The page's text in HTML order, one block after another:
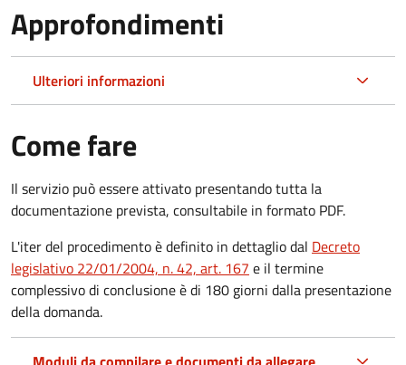
Approfondimenti
Ulteriori informazioni
Come fare
Il servizio può essere attivato presentando tutta la
documentazione prevista, consultabile in formato PDF.
L'iter del procedimento è definito in dettaglio dal Decreto
legislativo 22/01/2004, n. 42, art. 167 e il termine
complessivo di conclusione è di 180 giorni dalla presentazione
della domanda.